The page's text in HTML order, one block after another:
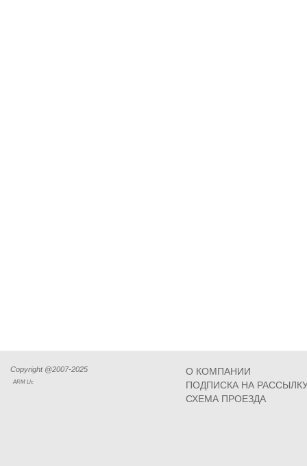
Copyright @2007-2025
ARM Llc
О КОМПАНИИ
ПОДПИСКА НА
СХЕМА ПРОЕЗДА